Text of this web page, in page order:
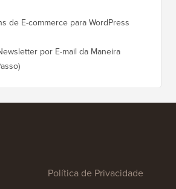
de E-commerce para WordPress
por E-mail da Maneira
Política de Privacidade